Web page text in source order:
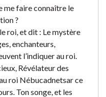
me faire connaître le
?
roi, et dit : Le mystère
enchanteurs,
l’indiquer au roi.
Révélateur des
roi Nébucadnetsar ce
Ton songe, et les